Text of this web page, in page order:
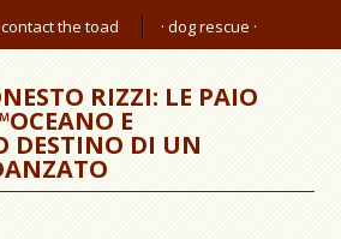
contact the toad · dog rescue ·
RIZZI: LE PAIO
E
DESTINO DI UN